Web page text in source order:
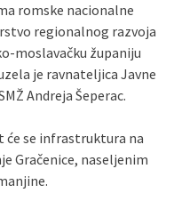
romske nacionalne
regionalnog razvoja
moslavačku županiju
je ravnateljica Javne
Andreja Šeperac.
će se infrastruktura na
Gračenice, naseljenim